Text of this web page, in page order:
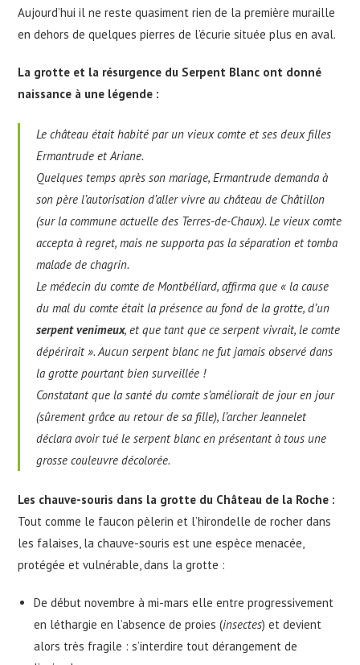
Aujourd’hui il ne reste quasiment rien de la première muraille
en dehors de quelques pierres de l’écurie située plus en aval.
La grotte et la résurgence du Serpent Blanc ont donné
naissance à une légende :
Le château était habité par un vieux comte et ses deux filles
Ermantrude et Ariane.
Quelques temps après son mariage, Ermantrude demanda à
son père l’autorisation d’aller vivre au château de Châtillon
(sur la commune actuelle des Terres-de-Chaux). Le vieux comte
accepta à regret, mais ne supporta pas la séparation et tomba
malade de chagrin.
Le médecin du comte de Montbéliard, affirma que « la cause
du mal du comte était la présence au fond de la grotte, d’un
serpent venimeux, et que tant que ce serpent vivrait, le comte
dépérirait ». Aucun serpent blanc ne fut jamais observé dans
la grotte pourtant bien surveillée !
Constatant que la santé du comte s’améliorait de jour en jour
(sûrement grâce au retour de sa fille), l’archer Jeannelet
déclara avoir tué le serpent blanc en présentant à tous une
grosse couleuvre décolorée.
Les chauve-souris dans la grotte du Château de la Roche :
Tout comme le faucon pèlerin et l’hirondelle de rocher dans
les falaises, la chauve-souris est une espèce menacée,
protégée et vulnérable, dans la grotte :
De début novembre à mi-mars elle entre progressivement
en léthargie en l’absence de proies (insectes) et devient
alors très fragile : s’interdire tout dérangement de